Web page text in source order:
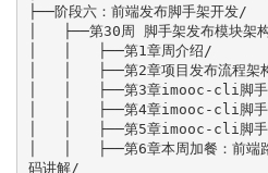
├──阶段六：前端发布脚手架开发/
│   ├──第30周 脚手架发布模块架
│   │   ├──第1章周介绍/
│   │   ├──第2章项目发布流程架
│   │   ├──第3章imooc-cli脚
│   │   ├──第4章imooc-cli脚手
│   │   ├──第5章imooc-cli脚
│   │   ├──第6章本周加餐：前
码讲解/